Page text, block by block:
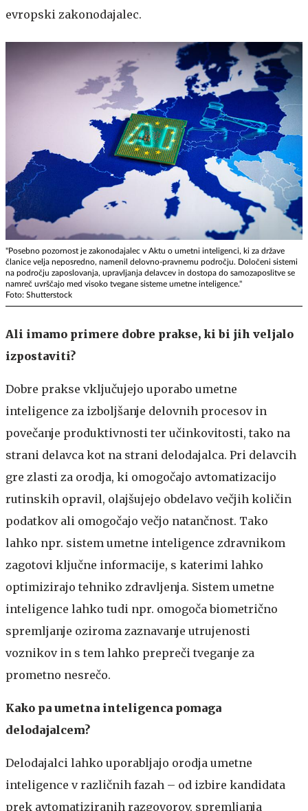
evropski zakonodajalec.
"Posebno pozornost je zakonodajalec v Aktu o umetni inteligenci, ki za države
članice velja neposredno, namenil delovno-pravnemu področju. Določeni sistemi
na področju zaposlovanja, upravljanja delavcev in dostopa do samozaposlitve se
namreč uvrščajo med visoko tvegane sisteme umetne inteligence."
Foto: Shutterstock
Ali imamo primere dobre prakse, ki bi jih veljalo
izpostaviti?
Dobre prakse vključujejo uporabo umetne
inteligence za izboljšanje delovnih procesov in
povečanje produktivnosti ter učinkovitosti, tako na
strani delavca kot na strani delodajalca. Pri delavcih
gre zlasti za orodja, ki omogočajo avtomatizacijo
rutinskih opravil, olajšujejo obdelavo večjih količin
podatkov ali omogočajo večjo natančnost. Tako
lahko npr. sistem umetne inteligence zdravnikom
zagotovi ključne informacije, s katerimi lahko
optimizirajo tehniko zdravljenja. Sistem umetne
inteligence lahko tudi npr. omogoča biometrično
spremljanje oziroma zaznavanje utrujenosti
voznikov in s tem lahko prepreči tveganje za
prometno nesrečo.
Kako pa umetna inteligenca pomaga
delodajalcem?
Delodajalci lahko uporabljajo orodja umetne
inteligence v različnih fazah – od izbire kandidata
prek avtomatiziranih razgovorov, spremljanja